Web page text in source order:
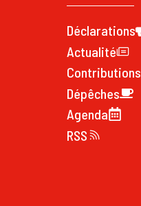
Déclarations
Actualité
Contributions
Dépêches
Agenda
RSS